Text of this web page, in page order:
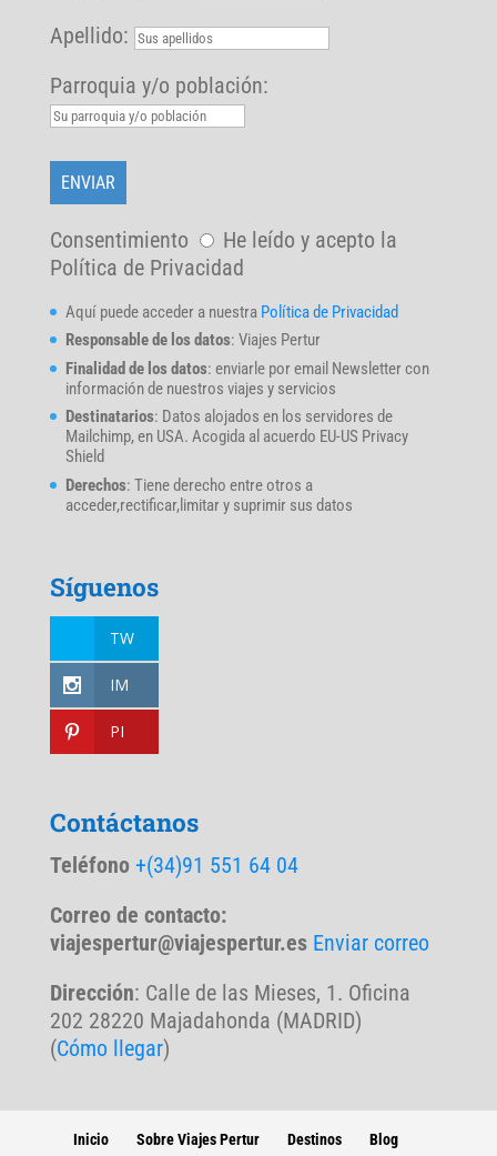
Apellido:
Parroquia y/o población:
Consentimiento
He leído y acepto la
Política de Privacidad
Aquí puede acceder a nuestra Política de Privacidad
Responsable de los datos: Viajes Pertur
Finalidad de los datos: enviarle por email Newsletter con
información de nuestros viajes y servicios
Destinatarios: Datos alojados en los servidores de
Mailchimp, en USA. Acogida al acuerdo EU-US Privacy
Shield
Derechos: Tiene derecho entre otros a
acceder,rectificar,limitar y suprimir sus datos
Síguenos
TW
IM
PI
Contáctanos
Teléfono +(34)91 551 64 04
Correo de contacto:
viajespertur@viajespertur.es Enviar correo
Dirección: Calle de las Mieses, 1. Oficina
202 28220 Majadahonda (MADRID)
(Cómo llegar)
Inicio Sobre Viajes Pertur Destinos
Blog